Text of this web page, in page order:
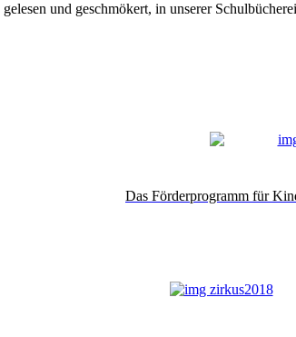
und geschmökert, in unserer
Das Förderprogramm für